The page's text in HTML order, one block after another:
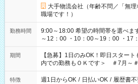
大手物流会社（年齢不問／「無
職場です！）
勤務時間
9:00～18:00 希望の時間帯を選べます！ ＜シフト例＞ ・8：30
～12：00 ・10：00～19：00 ・17
22：00 ・22：00～翌6：00 など
期間
【急募】1日のみOK！即日スター
内での勤務もＯＫです＞ ＃7月～
特徴 週1日からOK / 日払いOK / 履歴書